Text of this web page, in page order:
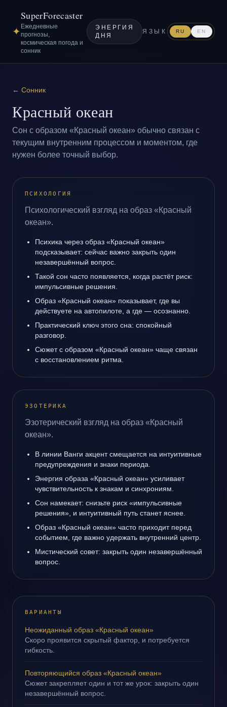
✦
SuperForecaster
Ежедневные
прогнозы,
космическая погода и
сонник
ЭНЕРГИЯ
ДНЯ
ЯЗЫК RU EN
← Сонник
Красный океан
Сон с образом «Красный океан» обычно связан с
текущим внутренним процессом и моментом, где
нужен более точный выбор.
ПСИХОЛОГИЯ
Психологический взгляд на образ «Красный
океан».
Психика через образ «Красный океан»
подсказывает: сейчас важно закрыть один
незавершённый вопрос.
Такой сон часто появляется, когда растёт риск:
импульсивные решения.
Образ «Красный океан» показывает, где вы
действуете на автопилоте, а где — осознанно.
Практический ключ этого сна: спокойный
разговор.
Сюжет с образом «Красный океан» чаще связан
с восстановлением ритма.
ЭЗОТЕРИКА
Эзотерический взгляд на образ «Красный
океан».
В линии Ванги акцент смещается на интуитивные
предупреждения и знаки периода.
Энергия образа «Красный океан» усиливает
чувствительность к знакам и синхрониям.
Сон намекает: снизьте риск «импульсивные
решения», и интуитивный путь станет яснее.
Образ «Красный океан» часто приходит перед
событием, где важно удержать внутренний центр.
Мистический совет: закрыть один незавершённый
вопрос.
ВАРИАНТЫ
Неожиданный образ «Красный океан»
Скоро проявится скрытый фактор, и потребуется
гибкость.
Повторяющийся образ «Красный океан»
Сюжет закрепляет один и тот же урок: закрыть один
незавершённый вопрос.